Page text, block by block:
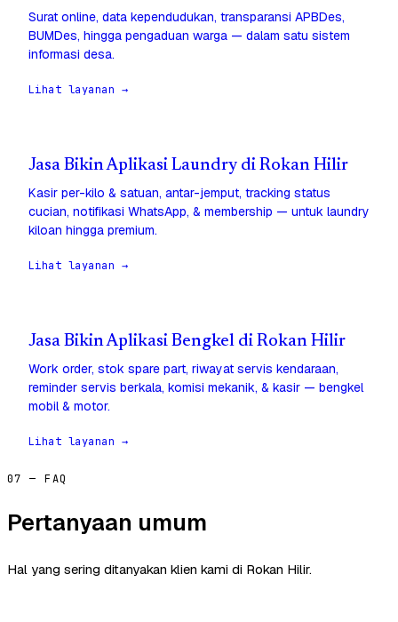
Surat online, data kependudukan, transparansi APBDes,
BUMDes, hingga pengaduan warga — dalam satu sistem
informasi desa.
Lihat layanan →
Jasa Bikin Aplikasi Laundry di Rokan Hilir
Kasir per-kilo & satuan, antar-jemput, tracking status
cucian, notifikasi WhatsApp, & membership — untuk laundry
kiloan hingga premium.
Lihat layanan →
Jasa Bikin Aplikasi Bengkel di Rokan Hilir
Work order, stok spare part, riwayat servis kendaraan,
reminder servis berkala, komisi mekanik, & kasir — bengkel
mobil & motor.
Lihat layanan →
07 — FAQ
Pertanyaan umum
Hal yang sering ditanyakan klien kami di Rokan Hilir.